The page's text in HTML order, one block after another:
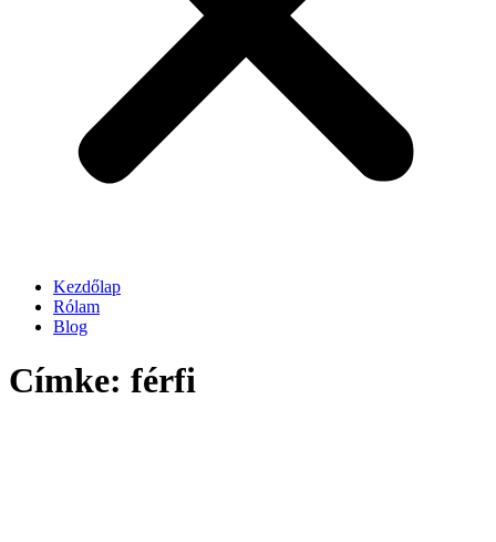
Kezdőlap
Rólam
Blog
Címke: férfi